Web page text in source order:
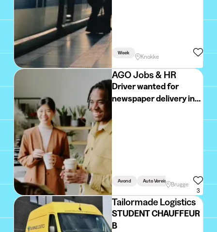
Week
Knokke
AGO Jobs & HR
Driver wanted for
newspaper delivery in
Avond Auto Vereist Rijbewijs Vereist
Brugge
3
Tailormade Logistics
STUDENT CHAUFFEUR
B